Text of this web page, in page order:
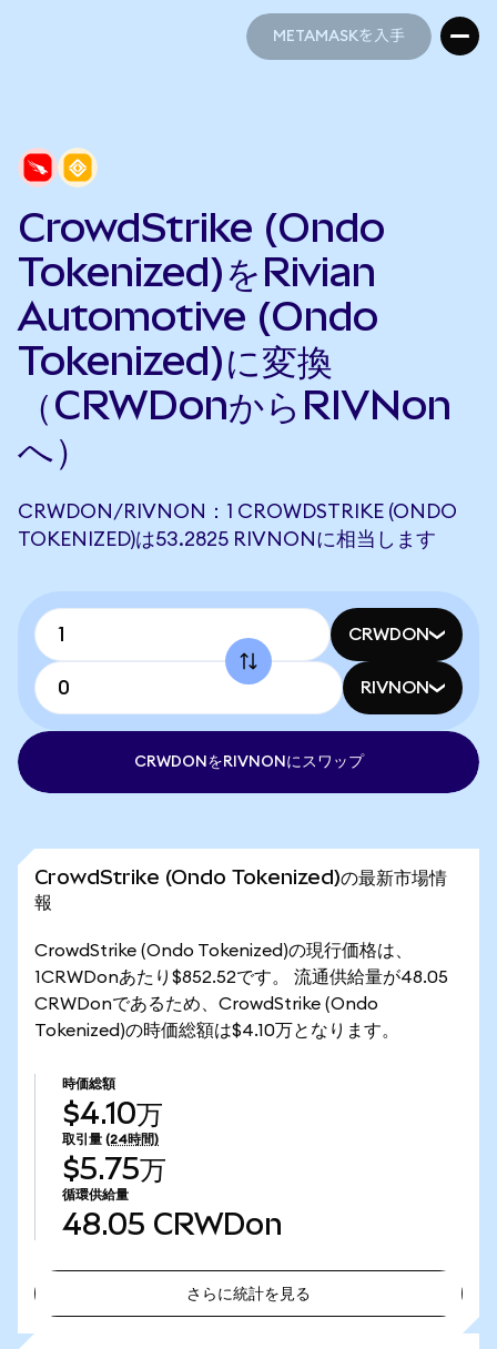
METAMASKを入手
CrowdStrike (Ondo
Tokenized)をRivian
Automotive (Ondo
Tokenized)に変換
（CRWDonからRIVNon
へ）
CRWDON/RIVNON：1 CROWDSTRIKE (ONDO
TOKENIZED)は53.2825 RIVNONに相当します
CRWDON
RIVNON
CRWDONをRIVNONにスワップ
CrowdStrike (Ondo Tokenized)の最新市場情
報
CrowdStrike (Ondo Tokenized)の現行価格は、
1CRWDonあたり$852.52です。 流通供給量が48.05
CRWDonであるため、CrowdStrike (Ondo
Tokenized)の時価総額は$4.10万となります。
時価総額
$4.10万
取引量 (24時間)
$5.75万
循環供給量
48.05 CRWDon
さらに統計を見る